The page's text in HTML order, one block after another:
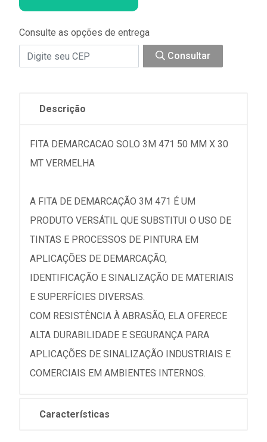
Consulte as opções de entrega
Consultar
Descrição
FITA DEMARCACAO SOLO 3M 471 50 MM X 30
MT VERMELHA
A FITA DE DEMARCAÇÃO 3M 471 É UM
PRODUTO VERSÁTIL QUE SUBSTITUI O USO DE
TINTAS E PROCESSOS DE PINTURA EM
APLICAÇÕES DE DEMARCAÇÃO,
IDENTIFICAÇÃO E SINALIZAÇÃO DE MATERIAIS
E SUPERFÍCIES DIVERSAS.
COM RESISTÊNCIA À ABRASÃO, ELA OFERECE
ALTA DURABILIDADE E SEGURANÇA PARA
APLICAÇÕES DE SINALIZAÇÃO INDUSTRIAIS E
COMERCIAIS EM AMBIENTES INTERNOS.
Características